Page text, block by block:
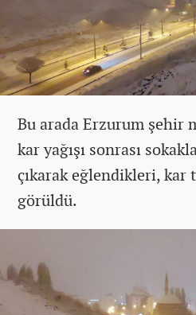
Bu arada Erzurum şehir
kar yağışı sonrası
çıkarak eğlendikleri, kar
görüldü.